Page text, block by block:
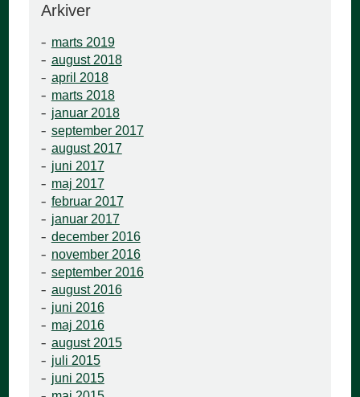
Arkiver
marts 2019
august 2018
april 2018
marts 2018
januar 2018
september 2017
august 2017
juni 2017
maj 2017
februar 2017
januar 2017
december 2016
november 2016
september 2016
august 2016
juni 2016
maj 2016
august 2015
juli 2015
juni 2015